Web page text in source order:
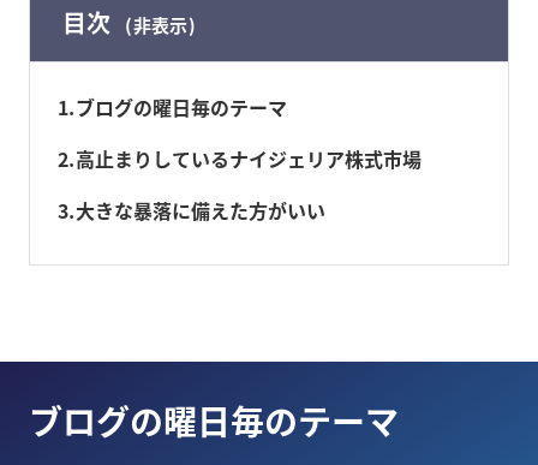
目次 非表示
1 ブログの曜日毎のテーマ
2 高止まりしているナイジェリア株式市場
3 大きな暴落に備えた方がいい
ブログの曜日毎のテーマ